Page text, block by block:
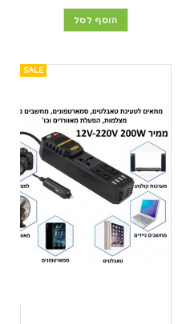
הוסף לסל
SALE